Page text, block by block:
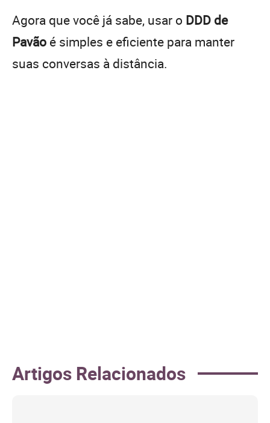
Agora que você já sabe, usar o DDD de
Pavão é simples e eficiente para manter
suas conversas à distância.
Artigos Relacionados